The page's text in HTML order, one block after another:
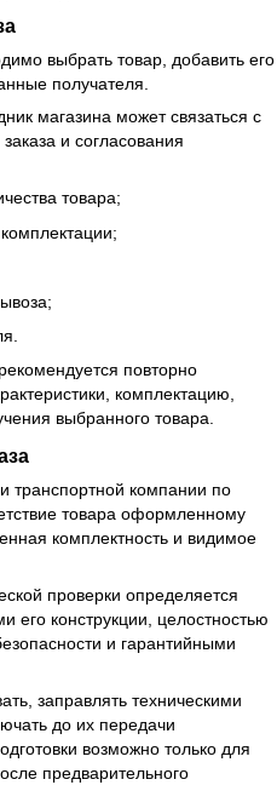
выбрать товар, добавить его
получателя.
магазина может связаться с
и согласования
товара;
повторно
комплектацию,
выбранного товара.
транспортной компании по
товара оформленному
комплектность и видимое
проверки определяется
его конструкции, целостностью
и гарантийными
заправлять техническими
до их передачи
возможно только для
предварительного